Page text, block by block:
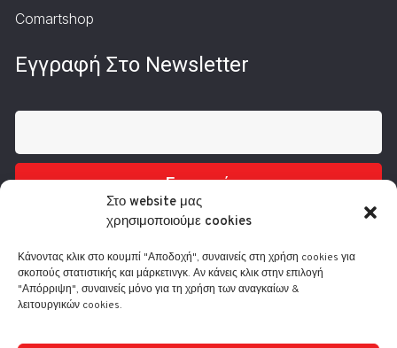
Στο website μας
χρησιμοποιούμε cookies
Κάνοντας κλικ στο κουμπί "Αποδοχή", συναινείς στη χρήση cookies για
σκοπούς στατιστικής και μάρκετινγκ. Αν κάνεις κλικ στην επιλογή
"Απόρριψη", συναινείς μόνο για τη χρήση των αναγκαίων &
λειτουργικών cookies.
Comartshop
Εγγραφή Στο Newsletter
Εγγραφή
Τηλ.: 210 3416200